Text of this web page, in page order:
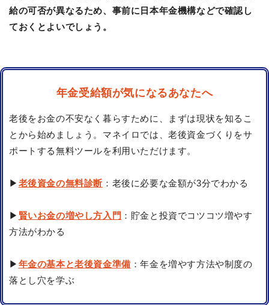
給の可否が異なるため、事前に日本年金機構などで確認し
ておくとよいでしょう。
年金受給額が気になるあなたへ
老後をお金の不安なく暮らすために、まずは現状を知るこ
とから始めましょう。マネイロでは、老後資金づくりをサ
ポートする無料ツールを利用いただけます。
▶ 老後資金の無料診断 ：老後に必要な金額が3分でわかる
▶ 賢いお金の増やし方入門 ：貯金と投資でコツコツ増やす
方法がわかる
▶ 年金の基本と老後資金準備 ：年金を増やす方法や制度の
落とし穴を学ぶ